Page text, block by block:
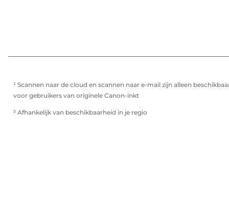
¹ Scannen naar de cloud en scannen naar e-mail zijn alleen
voor gebruikers van originele Canon-inkt
² Afhankelijk van beschikbaarheid in je regio